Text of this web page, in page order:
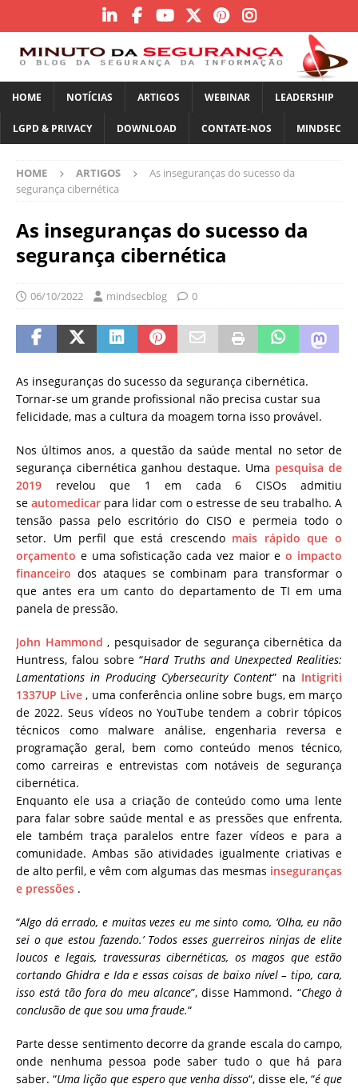
HOME NOTÍCIAS ARTIGOS WEBINAR LEADERSHIP
LGPD & PRIVACY DOWNLOAD CONTATE-NOS MINDSEC
HOME ARTIGOS
As inseguranças do sucesso da
segurança cibernética
As inseguranças do sucesso da
segurança cibernética
06/10/2022 mindsecblog 0
As inseguranças do sucesso da segurança cibernética.
Tornar-se um grande profissional não precisa custar sua
felicidade, mas a cultura da moagem torna isso provável.
Nos últimos anos, a questão da saúde mental no setor de
segurança cibernética ganhou destaque. Uma pesquisa de
2019 revelou que 1 em cada 6 CISOs admitiu
seautomedicar para lidar com o estresse de seu trabalho. A
tensão passa pelo escritório do CISO e permeia todo o
setor. Um perfil que está crescendo mais rápido que o
orçamento e uma sofisticação cada vez maior eo impacto
financeiro dos ataques se combinam para transformar o
que antes era um canto do departamento de TI em uma
panela de pressão.
John Hammond , pesquisador de segurança cibernética da
Huntress, falou sobre “Hard Truths and Unexpected Realities:
Lamentations in Producing Cybersecurity Content” na Intigriti
1337UP Live , uma conferência online sobre bugs, em março
de 2022. Seus vídeos no YouTube tendem a cobrir tópicos
técnicos como malware análise, engenharia reversa e
programação geral, bem como conteúdo menos técnico,
como carreiras e entrevistas com notáveis ​​de segurança
cibernética.
Enquanto ele usa a criação de conteúdo como uma lente
para falar sobre saúde mental e as pressões que enfrenta,
ele também traça paralelos entre fazer vídeos e para a
comunidade. Ambas são atividades igualmente criativas e
de alto perfil, e vêm com algumas das mesmas inseguranças
e pressões .
“Algo dá errado, e muitas vezes eu me sinto como, ‘Olha, eu não
sei o que estou fazendo.’ Todos esses guerreiros ninjas de elite
loucos e legais, travessuras cibernéticas, os magos que estão
cortando Ghidra e Ida e essas coisas de baixo nível – tipo, cara,
isso está tão fora do meu alcance”, disse Hammond. “Chego à
conclusão de que sou uma fraude.“
Parte desse sentimento decorre da grande escala do campo,
onde nenhuma pessoa pode saber tudo o que há para
saber. “Uma lição que espero que venha disso“, disse ele, “é que